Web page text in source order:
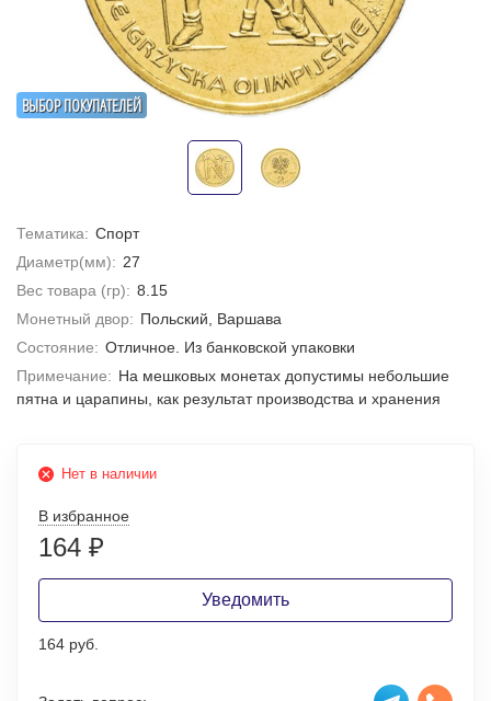
ВЫБОР ПОКУПАТЕЛЕЙ
Тематика: Спорт
Диаметр(мм): 27
Вес товара (гр): 8.15
Монетный двор: Польский, Варшава
Состояние: Отличное. Из банковской упаковки
Примечание: На мешковых монетах допустимы небольшие
пятна и царапины, как результат производства и хранения
Нет в наличии
В избранное
164 ₽
Уведомить
164 руб.